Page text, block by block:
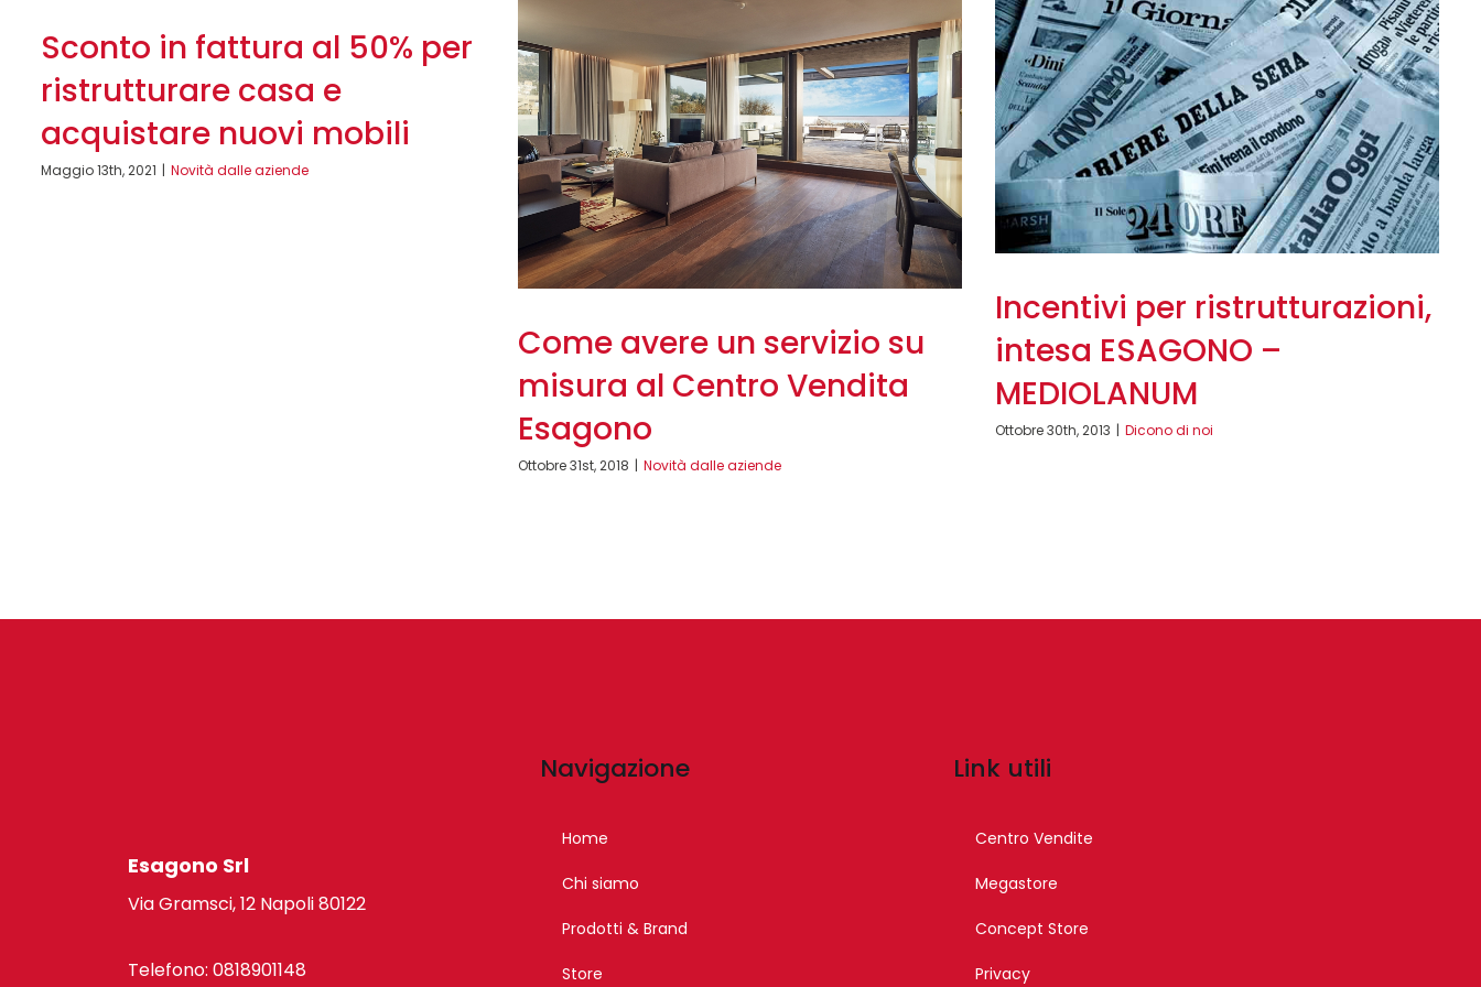
Sconto in fattura al 50% per
ristrutturare casa e
acquistare nuovi mobili
Maggio 13th, 2021 | Novità dalle aziende
Come avere un servizio su
misura al Centro Vendita
Esagono
Ottobre 31st, 2018 Novità dalle aziende
Incentivi per ristrutturazioni,
intesa ESAGONO –
MEDIOLANUM
Ottobre 30th, 2013 | Dicono di noi
Esagono Srl
Via Gramsci, 12 Napoli 80122
Telefono: 0818901148
Navigazione
Home
Chi siamo
Prodotti & Brand
Store
Link utili
Centro Vendite
Megastore
Concept Store
Privacy